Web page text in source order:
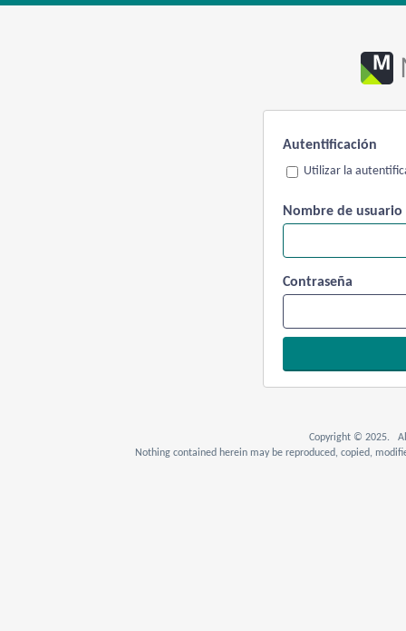
Autentificación
Utilizar la
Nombre de usuario
Contraseña
Copyright © 2025. All
Nothing contained herein may be reproduced, copied,